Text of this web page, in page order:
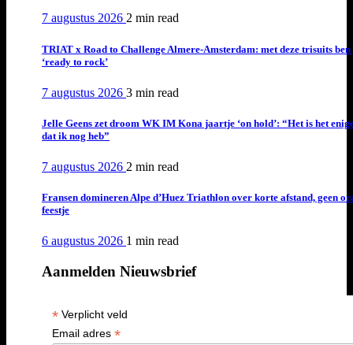
7 augustus 2026 2 min read
TRIAT x Road to Challenge Almere-Amsterdam: met deze trisuits ben
‘ready to rock’
7 augustus 2026 3 min read
Jelle Geens zet droom WK IM Kona jaartje ‘on hold’: “Het is het
dat ik nog heb”
7 augustus 2026 2 min read
Fransen domineren Alpe d’Huez Triathlon over korte afstand, geen
feestje
6 augustus 2026 1 min read
Aanmelden Nieuwsbrief
*Verplicht veld
Email adres *